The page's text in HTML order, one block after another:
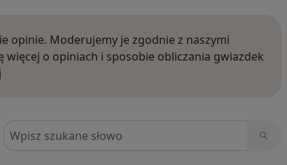
opinie. Moderujemy je zgodnie z naszymi
więcej o opiniach i sposobie obliczania gwiazdek
Szukaj w opiniach